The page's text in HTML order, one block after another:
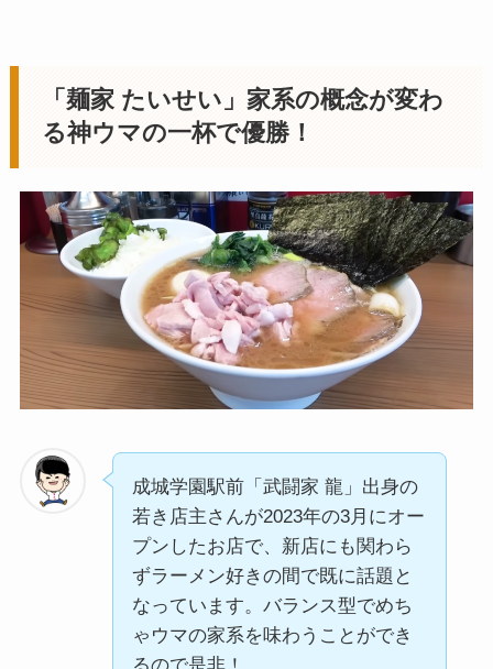
「麺家 たいせい」家系の概念が変わ
る神ウマの一杯で優勝！
成城学園駅前「武闘家 龍」出身の
若き店主さんが2023年の3月にオー
プンしたお店で、新店にも関わら
ずラーメン好きの間で既に話題と
なっています。バランス型でめち
ゃウマの家系を味わうことができ